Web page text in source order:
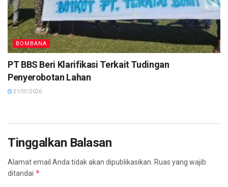
BOMBANA
PT BBS Beri Klarifikasi Terkait Tudingan
Penyerobotan Lahan
21/07/2026
Tinggalkan Balasan
Alamat email Anda tidak akan dipublikasikan. Ruas yang wajib
ditandai *